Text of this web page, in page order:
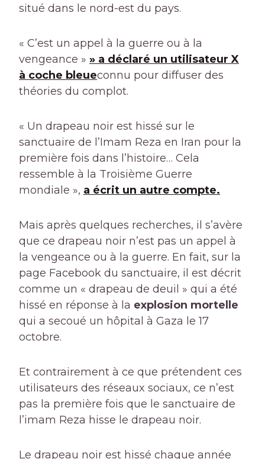
situé dans le nord-est du pays.
« C’est un appel à la guerre ou à la
vengeance » » a déclaré un utilisateur X
à coche bleueconnu pour diffuser des
théories du complot.
« Un drapeau noir est hissé sur le
sanctuaire de l’Imam Reza en Iran pour la
première fois dans l’histoire… Cela
ressemble à la Troisième Guerre
mondiale », a écrit un autre compte.
Mais après quelques recherches, il s’avère
que ce drapeau noir n’est pas un appel à
la vengeance ou à la guerre. En fait, sur la
page Facebook du sanctuaire, il est décrit
comme un « drapeau de deuil » qui a été
hissé en réponse à la explosion mortelle
qui a secoué un hôpital à Gaza le 17
octobre.
Et contrairement à ce que prétendent ces
utilisateurs des réseaux sociaux, ce n’est
pas la première fois que le sanctuaire de
l’imam Reza hisse le drapeau noir.
Le drapeau noir est hissé chaque année